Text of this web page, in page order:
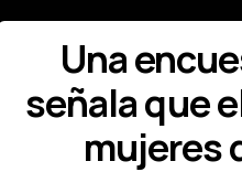
Una
señala que
mujeres